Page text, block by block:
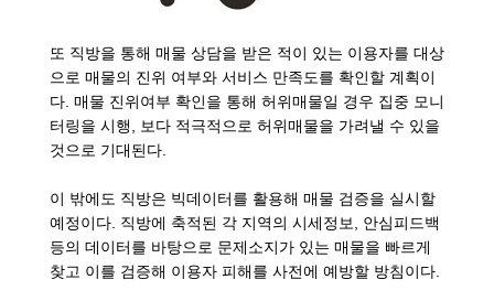
또 직방을 통해 매물 상담을 받은 적이 있는 이용자를 대상
으로 매물의 진위 여부와 서비스 만족도를 확인할 계획이
다. 매물 진위여부 확인을 통해 허위매물일 경우 집중 모니
터링을 시행, 보다 적극적으로 허위매물을 가려낼 수 있을
것으로 기대된다.
이 밖에도 직방은 빅데이터를 활용해 매물 검증을 실시할
예정이다. 직방에 축적된 각 지역의 시세정보, 안심피드백
등의 데이터를 바탕으로 문제소지가 있는 매물을 빠르게
찾고 이를 검증해 이용자 피해를 사전에 예방할 방침이다.